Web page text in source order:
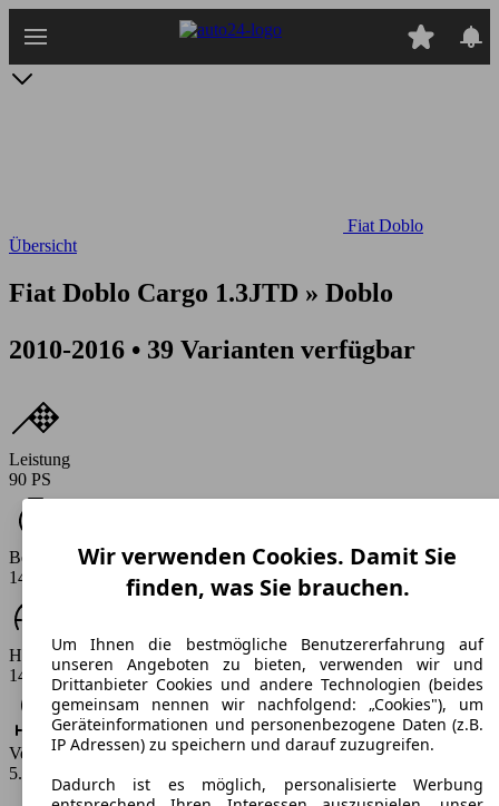
Hauptinhalt
Fiat Doblo
Übersicht
Fiat Doblo Cargo 1.3JTD » Doblo
2010-2016 • 39 Varianten verfügbar
Leistung
90 PS
Beschleunigung (0-100 km/h)
14.9 s
Höchstgeschwindigkeit (km/h)
141 - 158 km/h
Verbrauch
5.9 - 6.8 l/100km
Wir verwenden Cookies. Damit Sie
finden, was Sie brauchen.
Um Ihnen die bestmögliche Benutzererfahrung auf
unseren Angeboten zu bieten, verwenden wir und
Drittanbieter Cookies und andere Technologien (beides
gemeinsam nennen wir nachfolgend: „Cookies"), um
Geräteinformationen und personenbezogene Daten (z.B.
IP Adressen) zu speichern und darauf zuzugreifen.
Dadurch ist es möglich, personalisierte Werbung